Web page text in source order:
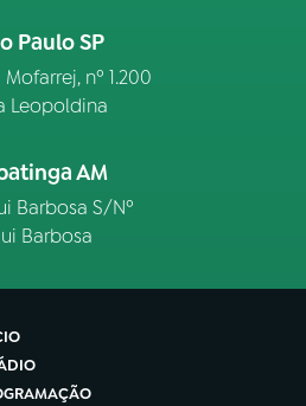
Paulo SP
nº 1.200
Leopoldina
AM
Barbosa S/Nº
Barbosa